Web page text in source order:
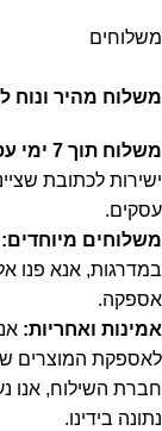
משלוחים
משלוח מהיר ונוח
משלוח תוך 7 ימי עסקים:
ישירות לכתובת
עסקים.
משלוחים מיוחדים:
במדרגות, אנא פנו
אספקה.
אמינות ואחריות:
לאספקת המוצרים
חברת השילוח, אנו
נתונה בידינו.